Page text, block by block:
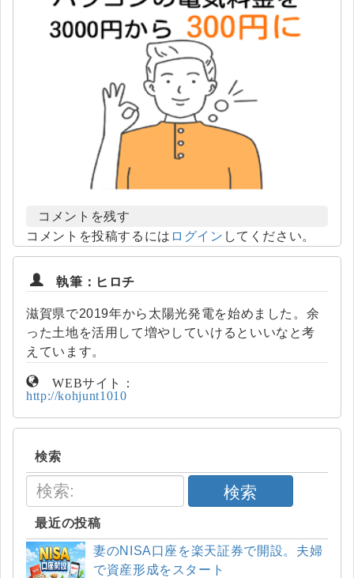
コメントを残す
コメントを投稿するには ログイン してください。
執筆：ヒロチ
滋賀県で2019年から太陽光発電を始めました。余
った土地を活用して増やしていけるといいなと考
えています。
WEBサイト：
http://kohjunt1010
検索
検索
最近の投稿
妻のNISA口座を楽天証券で開設。夫婦
で資産形成をスタート